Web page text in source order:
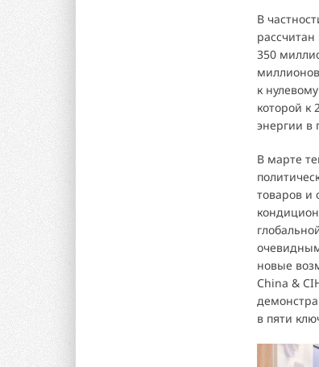
В
350
к
которой к
энергии в
В марте
товаров и
новые
China &
в пяти